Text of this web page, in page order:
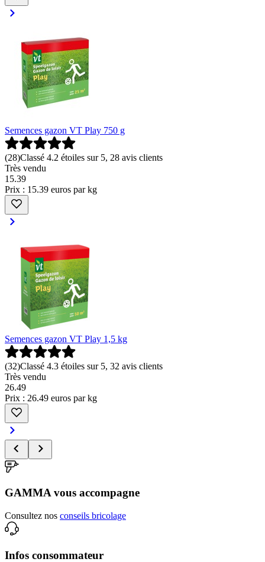
Semences gazon VT Play 750 g
(28)Classé 4.2 étoiles sur 5, 28 avis clients
Très vendu
15.39
Prix : 15.39 euros par kg
Semences gazon VT Play 1,5 kg
(32)Classé 4.3 étoiles sur 5, 32 avis clients
Très vendu
26.49
Prix : 26.49 euros par kg
GAMMA vous accompagne
Consultez nos conseils bricolage
Infos consommateur